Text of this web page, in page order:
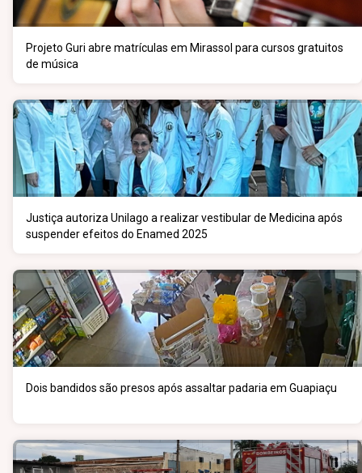
Projeto Guri abre matrículas em Mirassol para cursos gratuitos
de música
Justiça autoriza Unilago a realizar vestibular de Medicina após
suspender efeitos do Enamed 2025
Dois bandidos são presos após assaltar padaria em Guapiaçu